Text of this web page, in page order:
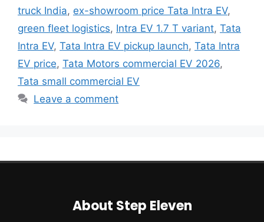
truck India, ex-showroom price Tata Intra EV,
green fleet logistics, Intra EV 1.7 T variant, Tata
Intra EV, Tata Intra EV pickup launch, Tata Intra
EV price, Tata Motors commercial EV 2026,
Tata small commercial EV
Leave a comment
About Step Eleven